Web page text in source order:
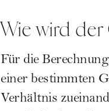
Wie wird der
Für die
einer bestimmten
Verhältnis